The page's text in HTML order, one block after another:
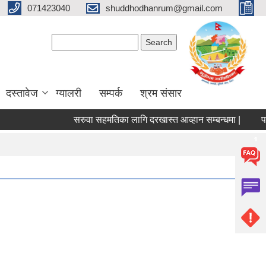
071423040 shuddhodhanrum@gmail.com
दस्तावेज ग्यालरी सम्पर्क श्रम संसार
सरुवा सहमतिका लागि दरखास्त आव्हान सम्बन्धमा | पशु सेवा